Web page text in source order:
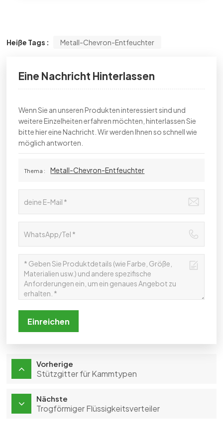
Heiße Tags : Metall-Chevron-Entfeuchter
Eine Nachricht Hinterlassen
Wenn Sie an unseren Produkten interessiert sind und
weitere Einzelheiten erfahren möchten, hinterlassen Sie
bitte hier eine Nachricht. Wir werden Ihnen so schnell wie
möglich antworten.
Thema : Metall-Chevron-Entfeuchter
Einreichen
Vorherige
Stützgitter für Kammtypen
Nächste
Trogförmiger Flüssigkeitsverteiler